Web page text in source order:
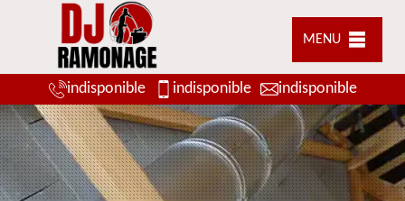
MENU
indisponible indisponible indisponible